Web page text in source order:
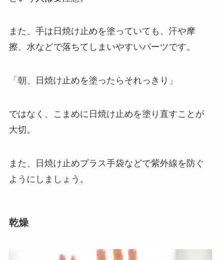
また、手は日焼け止めを塗っていても、汗や摩
擦、水などで落ちてしまいやすいパーツです。
「朝、日焼け止めを塗ったらそれっきり」
ではなく、こまめに日焼け止めを塗り直すことが
大切。
また、日焼け止めプラス手袋などで紫外線を防ぐ
ようにしましょう。
乾燥